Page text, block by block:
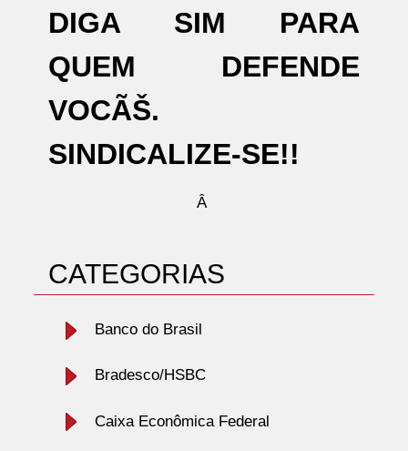
DIGA SIM PARA
QUEM DEFENDE
VOCÃŠ.
SINDICALIZE-SE!!
Â
CATEGORIAS
Banco do Brasil
Bradesco/HSBC
Caixa Econômica Federal